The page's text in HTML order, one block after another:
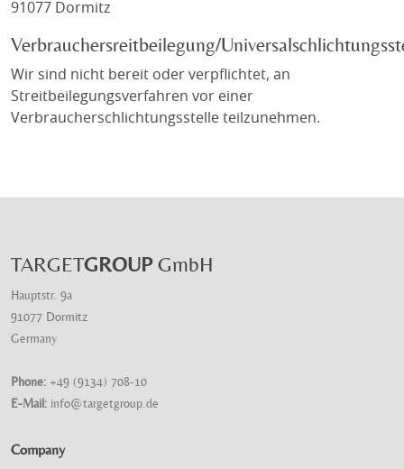
91077 Dormitz
Verbrauchersreitbeilegung/
Wir sind nicht bereit oder verpflichtet, an
Streitbeilegungsverfahren vor einer
Verbraucherschlichtungsstelle teilzunehmen.
TARGETGROUPGmbH
Hauptstr. 9a
91077 Dormitz
Germany
Phone: +49 (9134) 708-10
E-Mail: info@targetgroup.de
Company